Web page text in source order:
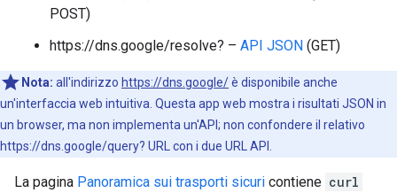
POST)
https://dns.google/resolve? – API JSON (GET)
Nota: all'indirizzo https://dns.google/è disponibile anche
un'interfaccia web intuitiva. Questa app web mostra i risultati JSON in
un browser, ma non implementa un'API; non confondere il relativo
https://dns.google/query? URL con i due URL API.
La pagina Panoramica sui trasporti sicuri contiene curl